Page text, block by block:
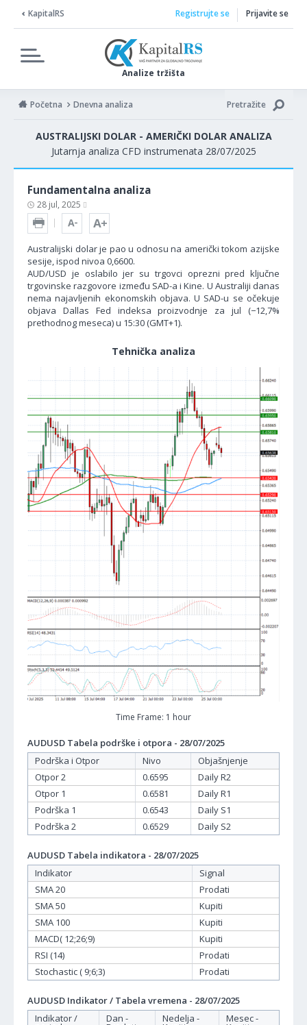
KapitalRS
Analize tržišta
Registrujte se Prijavite se
Početna Dnevna analiza Pretražite
AUSTRALIJSKI DOLAR - AMERIČKI DOLAR ANALIZA
Jutarnja analiza CFD instrumenata 28/07/2025
Fundamentalna analiza
28 jul, 2025
Australijski dolar je pao u odnosu na američki tokom azijske
sesije, ispod nivoa 0,6600.
AUD/USD je oslabilo jer su trgovci oprezni pred ključne
trgovinske razgovore između SAD-a i Kine. U Australiji danas
nema najavljenih ekonomskih objava. U SAD-u se očekuje
objava Dallas Fed indeksa proizvodnje za jul (−12,7%
prethodnog meseca) u 15:30 (GMT+1).
Tehnička analiza
Time Frame: 1 hour
AUDUSD Tabela podrške i otpora - 28/07/2025
Podrška i Otpor
Nivo
Objašnjenje
Otpor 2
0.6595
Daily R2
Otpor 1
0.6581
Daily R1
Podrška 1
0.6543
Daily S1
Podrška 2
0.6529 Daily S2
AUDUSD Tabela indikatora - 28/07/2025
Indikator
Signal
SMA 20
Prodati
SMA 50
Kupiti
SMA 100
Kupiti
MACD( 12;26;9)
Kupiti
RSI (14)
Prodati
Stochastic ( 9;6;3)
Prodati
AUDUSD Indikator / Tabela vremena - 28/07/2025
Indikator /
Dan - Nedelja - Mesec -